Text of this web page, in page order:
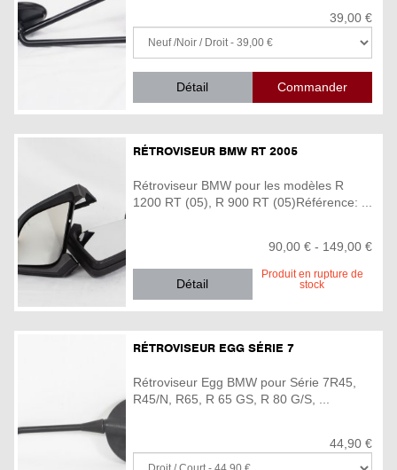
39,00 €
Détail
RÉTROVISEUR BMW RT 2005
Rétroviseur BMW pour les modèles R
1200 RT (05), R 900 RT (05)Référence: ...
90,00 € - 149,00 €
Produit en rupture de
stock
Détail
RÉTROVISEUR EGG SÉRIE 7
Rétroviseur Egg BMW pour Série 7R45,
R45/N, R65, R 65 GS, R 80 G/S, ...
44,90 €